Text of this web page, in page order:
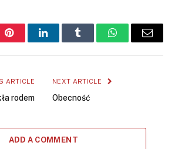
PinterestLinkedInTumblr WhatsAppEmail
ARTICLE
rodem
NEXT ARTICLE
Obecność
ADD A COMMENT